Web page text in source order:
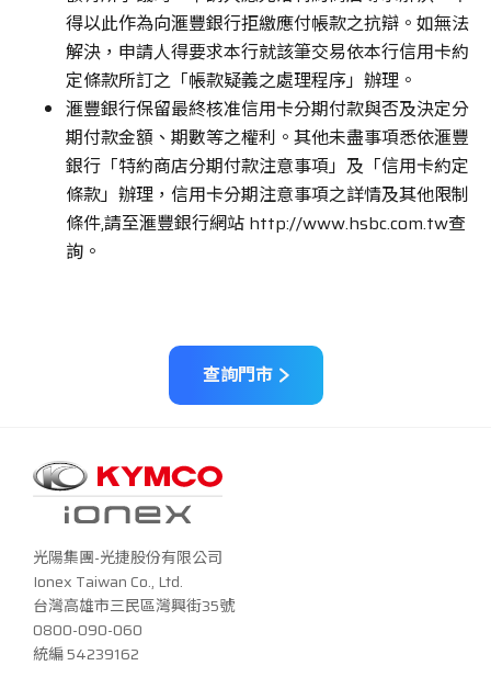
得以此作為向滙豐銀行拒繳應付帳款之抗辯。如無法
解決，申請人得要求本行就該筆交易依本行信用卡約
定條款所訂之「帳款疑義之處理程序」辦理。
滙豐銀行保留最終核准信用卡分期付款與否及決定分
期付款金額、期數等之權利。其他未盡事項悉依滙豐
銀行「特約商店分期付款注意事項」及「信用卡約定
條款」辦理，信用卡分期注意事項之詳情及其他限制
條件,請至滙豐銀行網站 http://www.hsbc.com.tw查
詢。
查詢門市
光陽集團-光捷股份有限公司
Ionex Taiwan Co., Ltd.
台灣高雄市三民區灣興街35號
0800-090-060
統編 54239162